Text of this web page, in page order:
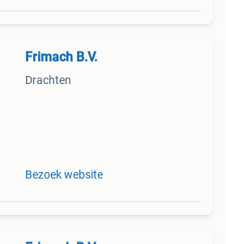
Frimach B.V.
Drachten
Bezoek website